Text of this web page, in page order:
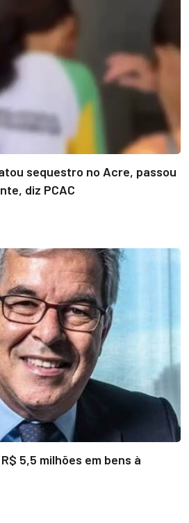
sequestro no Acre, passou
diz PCAC
5,5 milhões em bens à